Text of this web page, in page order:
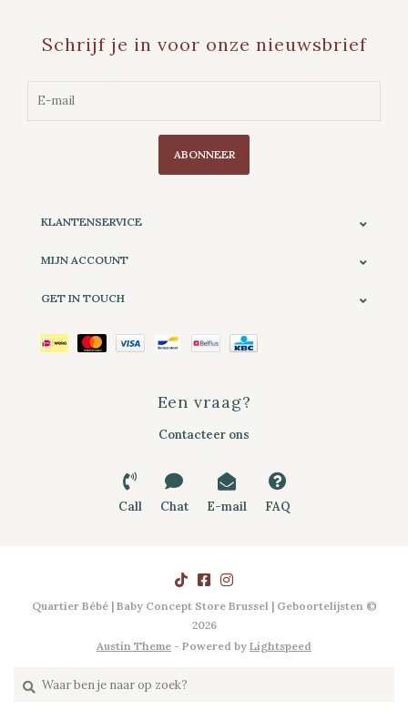
Schrijf je in voor onze nieuwsbrief
ABONNEER
KLANTENSERVICE
MIJN ACCOUNT
GET IN TOUCH
Een vraag?
Contacteer ons
Call Chat E-mail FAQ
Quartier Bébé | Baby Concept Store Brussel | Geboortelijsten ©
2026
Austin Theme - Powered by Lightspeed